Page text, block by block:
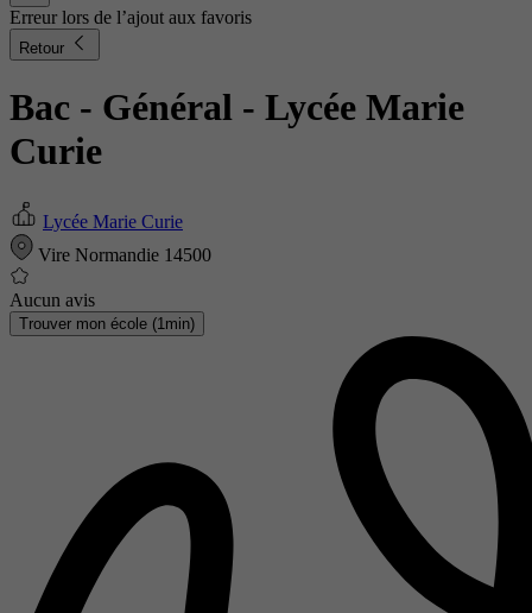
Erreur lors de l’ajout aux favoris
Retour
Bac - Général - Lycée Marie
Curie
Lycée Marie Curie
Vire Normandie 14500
Aucun avis
Trouver mon école (1min)